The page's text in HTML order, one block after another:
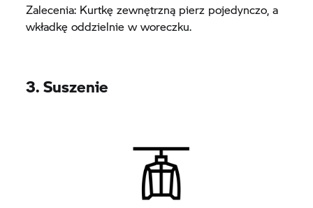
Zalecenia: Kurtkę zewnętrzną pierz pojedynczo, a
wkładkę oddzielnie w woreczku.
3. Suszenie